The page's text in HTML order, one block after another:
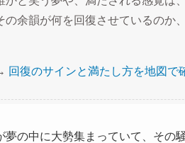
の余韻が何を回復させているのか
回復のサインと満たし方を地図で
夢の中に大勢集まっていて、その